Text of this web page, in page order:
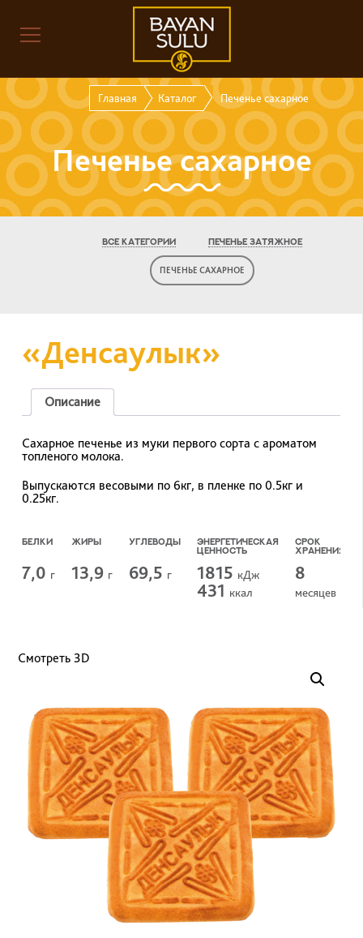
Главная Каталог Печенье сахарное
Печенье сахарное
ВСЕ КАТЕГОРИИ ПЕЧЕНЬЕ ЗАТЯЖНОЕ
ПЕЧЕНЬЕ САХАРНОЕ
«Денсаулык»
Описание
Сахарное печенье из муки первого сорта с ароматом
топленого молока.
Выпускаются весовыми по 6кг, в пленке по 0.5кг и
0.25кг.
БЕЛКИ ЖИРЫ УГЛЕВОДЫ
ЭНЕРГЕТИЧЕСКАЯ
ЦЕННОСТЬ
СРОК
ХРАНЕНИЯ
7,0 г 13,9 г 69,5 г 1815 кДж
431 ккал
8
меcяцев
Смотреть 3D